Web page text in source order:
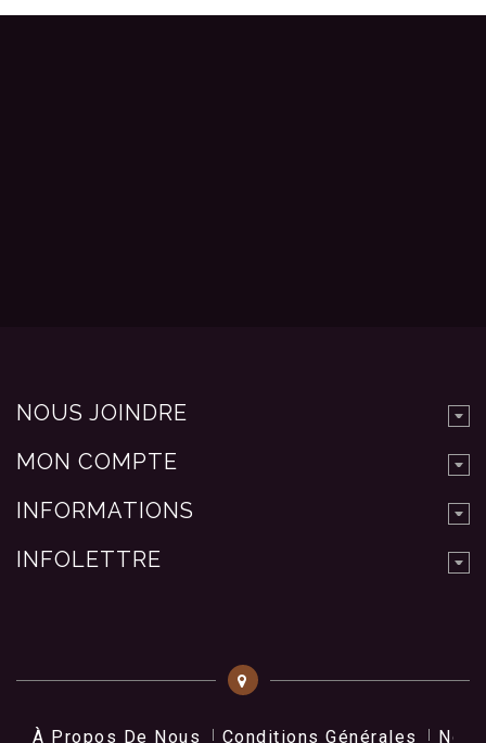
NOUS JOINDRE
MON COMPTE
INFORMATIONS
INFOLETTRE
À Propos De Nous Conditions Générales Nos